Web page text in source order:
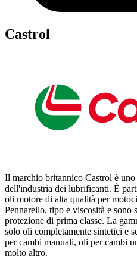
Castrol
Il marchio britannico Castrol è
dell'industria dei lubrificanti. È
oli motore di alta qualità per
Pennarello, tipo e viscosità e sono
protezione di prima classe. La
solo oli completamente sintetici e
per cambi manuali, oli per cambi
molto altro.